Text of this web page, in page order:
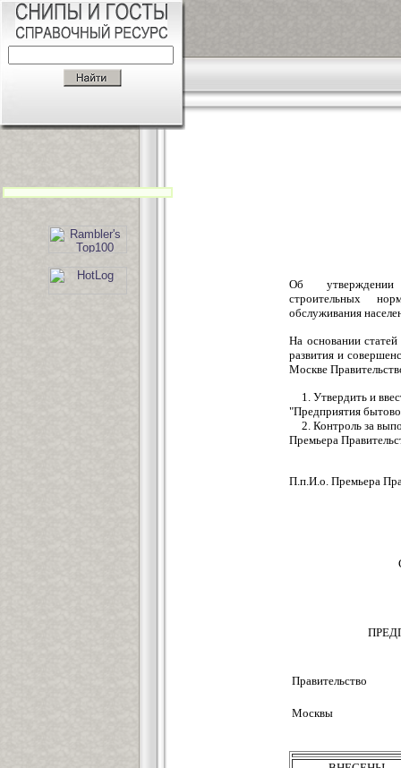
Об утверждении
строительных
обслуживания
На основании
развития и
Москве
1. Утвердить и
"Предприятия
2. Контроль за
Премьера
П.п.И.о.
Правительство
Москвы